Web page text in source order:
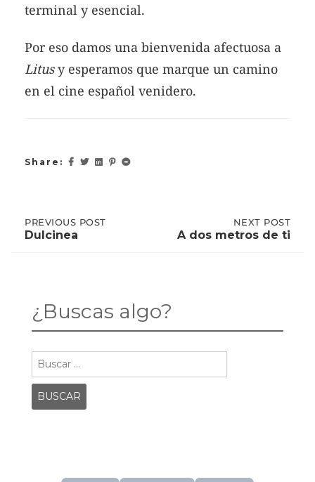
terminal y esencial.
Por eso damos una bienvenida afectuosa a
Litusy esperamos que marque un camino
en el cine español venidero.
Share:
Post
PREVIOUS
POST:
PREVIOUS POST
Dulcinea
POST:
NEXT POST
A dos metros de ti
¿Buscas algo?